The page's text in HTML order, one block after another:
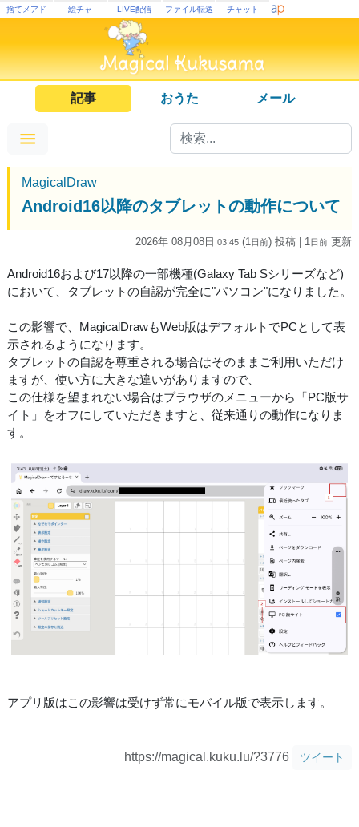
捨てメアド 絵チャ LIVE配信 ファイル転送 チャット
記事 おうた メール
MagicalDraw
Android16以降のタブレットの動作について
2026年 08月08日 03:45 (1 日前) 投稿 | 1 日前 更新
Android16および17以降の一部機種(Galaxy Tab Sシリーズなど)
において、タブレットの自認が完全に"パソコン"になりました。
この影響で、MagicalDrawもWeb版はデフォルトでPCとして表
示されるようになります。
タブレットの自認を尊重される場合はそのままご利用いただけ
ますが、使い方に大きな違いがありますので、
この仕様を望まれない場合はブラウザのメニューから「PC版サ
イト」をオフにしていただきますと、従来通りの動作になりま
す。
アプリ版はこの影響は受けず常にモバイル版で表示します。
https://magical.kuku.lu/?3776 ツイート